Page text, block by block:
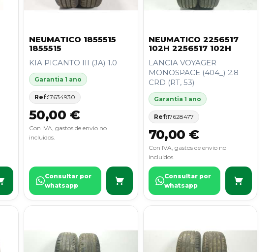
NEUMATICO 1855515
1855515
KIA PICANTO III (JA) 1.0
Garantia 1 ano
Ref:17634930
50,00 €
Con IVA, gastos de envio no
incluidos.
Consultar por
whatsapp
NEUMATICO 2256517
102H 2256517 102H
LANCIA VOYAGER
MONOSPACE (404_) 2.8
CRD (RT, 53)
Garantia 1 ano
Ref:17628477
70,00 €
Con IVA, gastos de envio no
incluidos.
Consultar por
whatsapp